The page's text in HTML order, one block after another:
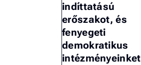
indíttatású
erőszakot, és
fenyegeti
demokratikus
intézményeinket